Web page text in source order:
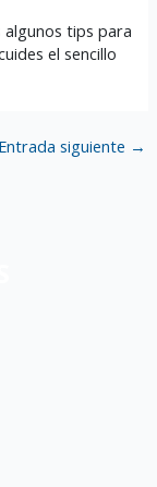
tips para
el sencillo
Entrada siguiente →